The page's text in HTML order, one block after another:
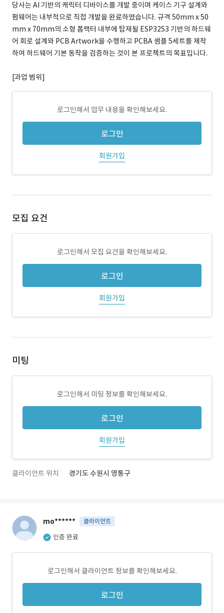
당사는 AI 기반의 캐릭터 디바이스를 개발 중이며 케이스 기구 설계와
펌웨어는 내부적으로 직접 개발을 완료하였습니다. 규격 50mm x 50
mm x 70mm의 소형 폼팩터 내부에 탑재될 ESP32S3 기반의 하드웨
어 회로 설계와 PCB Artwork을 수행하고 PCBA 샘플 5세트를 제작
하여 하드웨어 기본 동작을 검증하는 것이 본 프로젝트의 목표입니다.
[과업 범위]
로그인해서 업무 내용을 확인해보세요.
로그인
회원가입
모집 요건
로그인해서 모집 요건을 확인해보세요.
로그인
회원가입
미팅
로그인해서 미팅 정보를 확인해보세요.
로그인
회원가입
클라이언트 위치 경기도 수원시 영통구
mo****** 클라이언트
인증 완료
로그인해서 클라이언트 정보를 확인해보세요.
로그인